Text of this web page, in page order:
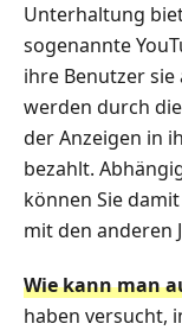
Unterhaltung
sogenannte
ihre Benutzer sie
werden durch
der Anzeigen in
bezahlt.
können Sie
mit den anderen
Wie kann man
haben versucht,